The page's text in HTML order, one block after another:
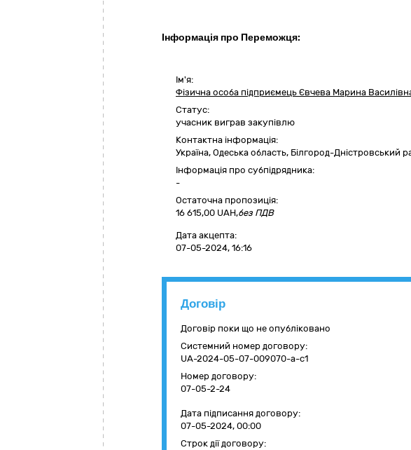
Інформація про Переможця:
Ім'я:
Фізична особа підприємець Євчева Марина
Статус:
учасник виграв закупівлю
Контактна інформація:
Україна, Одеська область, Білгород-Дністровський
Інформація про субпідрядника:
-
Остаточна пропозиція:
16 615,00 UAH,без ПДВ
Дата акцепта:
07-05-2024, 16:16
Договір
Договір поки що не опубліковано
Системний номер договору:
UA-2024-05-07-009070-a-c1
Номер договору:
07-05-2-24
Дата підписання договору:
07-05-2024, 00:00
Строк дії договору: